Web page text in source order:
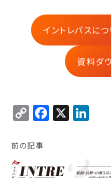
イントレパスに
資料ダ
C
o
p
y
F
a
e
X
e
前の記事